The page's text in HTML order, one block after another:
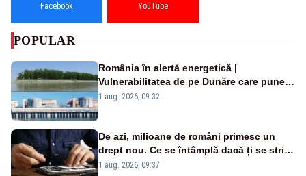
Facebook YouTube
POPULAR
România în alertă energetică |
Vulnerabilitatea de pe Dunăre care pune
în pericol Centrala Cernavodă era
1 aug. 2026, 09:32
De azi, milioane de români primesc un
drept nou. Ce se întâmplă dacă ți se strică
un produs
1 aug. 2026, 09:37